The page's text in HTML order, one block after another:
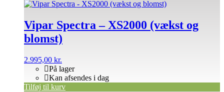
Vipar Spectra – XS2000 (vækst og
blomst)
2.995,00 kr.
På lager
Kan afsendes i dag
Tilføj til kurv